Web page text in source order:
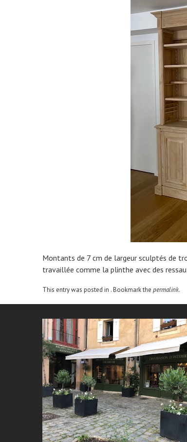
Montants de 7 cm de largeur sculptés de
travaillée comme la plinthe avec des
This entry was posted in . Bookmark the permalink.